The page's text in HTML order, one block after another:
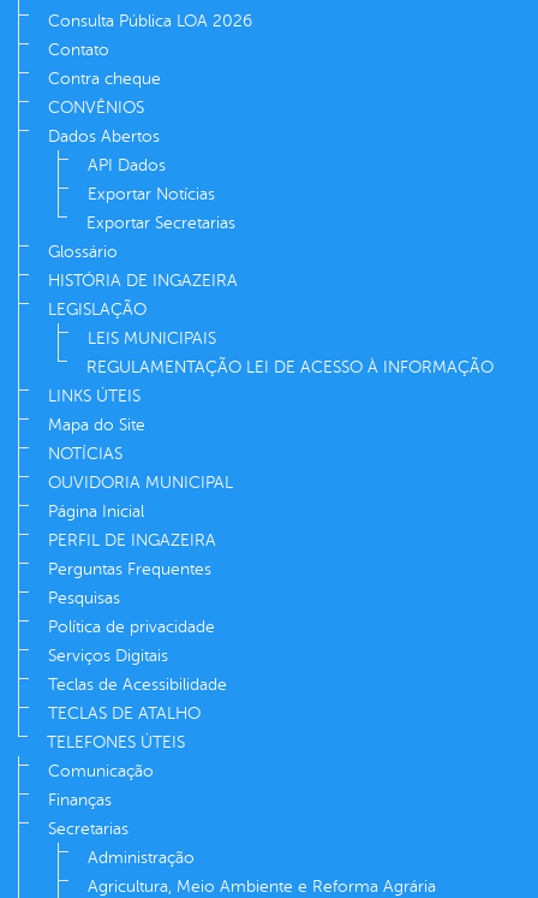
Consulta Pública LOA 2026
Contato
Contra cheque
CONVÊNIOS
Dados Abertos
API Dados
Exportar Notícias
Exportar Secretarias
Glossário
HISTÓRIA DE INGAZEIRA
LEGISLAÇÃO
LEIS MUNICIPAIS
REGULAMENTAÇÃO LEI DE ACESSO À INFORMAÇÃO
LINKS ÚTEIS
Mapa do Site
NOTÍCIAS
OUVIDORIA MUNICIPAL
Página Inicial
PERFIL DE INGAZEIRA
Perguntas Frequentes
Pesquisas
Política de privacidade
Serviços Digitais
Teclas de Acessibilidade
TECLAS DE ATALHO
TELEFONES ÚTEIS
Comunicação
Finanças
Secretarias
Administração
Agricultura, Meio Ambiente e Reforma Agrária